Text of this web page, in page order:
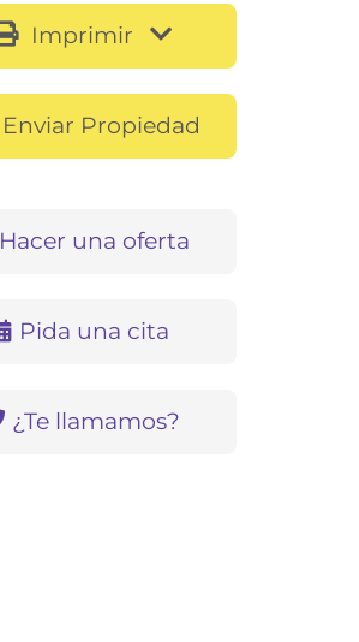
Imprimir
Enviar Propiedad
Hacer una oferta
Pida una cita
¿Te llamamos?